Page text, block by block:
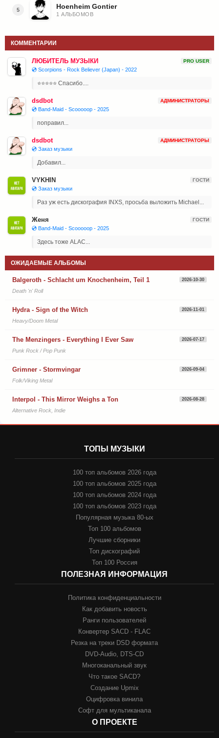
5 Hoenheim Gontier
1 АЛЬБОМОВ
КОММЕНТАРИИ
ЛЮБИТЕЛЬ МУЗЫКИ PRO USER
💿 Scorpions - Rock Believer (Japan) - 2022
⭐⭐⭐⭐⭐ Спасибо....
dsdbot АДМИНИСТРАТОРЫ
💿 Band-Maid - Scooooop - 2025
поправил...
dsdbot АДМИНИСТРАТОРЫ
💿 Заказ музыки
Добавил...
VYKHIN ГОСТИ
💿 Заказ музыки
Раз уж есть дискография INXS, просьба выложить Michael...
Женя ГОСТИ
💿 Band-Maid - Scooooop - 2025
Здесь тоже ALAC...
ОЖИДАЕМЫЕ АЛЬБОМЫ
Balgeroth - Schlacht um Knochenheim, Teil 1 2026-10-30
Death 'n' Roll
Hydra - Sign of the Witch 2026-11-01
Heavy/Doom Metal
The Menzingers - Everything I Ever Saw 2026-07-17
Punk Rock / Pop Punk
Grimner - Stormvingar 2026-09-04
Folk/Viking Metal
Interpol - This Mirror Weighs a Ton 2026-08-28
Alternative Rock, Indie
ТОПЫ МУЗЫКИ
100 топ альбомов 2026 года
100 топ альбомов 2025 года
100 топ альбомов 2024 года
100 топ альбомов 2023 года
Популярная музыка 80-ых
Топ 100 альбомов
Лучшие сборники
Топ дискографий
Топ 100 Россия
ПОЛЕЗНАЯ ИНФОРМАЦИЯ
Политика конфиденциальности
Как добавить новость
Ранги пользователей
Конвертер SACD - FLAC
Резка на треки DSD формата
DVD-Audio, DTS-CD
Многоканальный звук
Что такое SACD?
Создание Upmix
Оцифровка винила
Софт для мультиканала
О ПРОЕКТЕ